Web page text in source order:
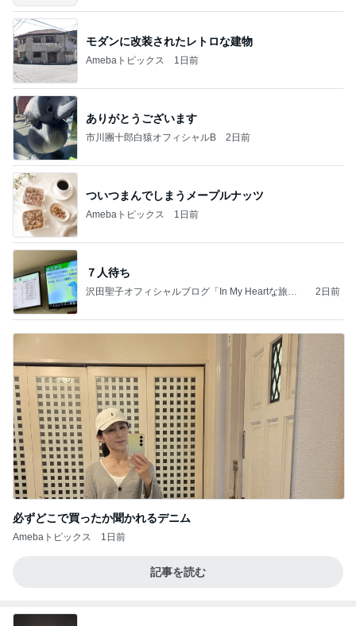
モダンに改装されたレトロな建物
Amebaトピックス 1日前
ありがとうございます
市川團十郎白猿オフィシャルB 2日前
ついつまんでしまうメープルナッツ
Amebaトピックス 1日前
７人待ち
沢田聖子オフィシャルブログ「In My Heartな旅日
2日前
必ずどこで買ったか聞かれるデニム
Amebaトピックス 1日前
記事を読む